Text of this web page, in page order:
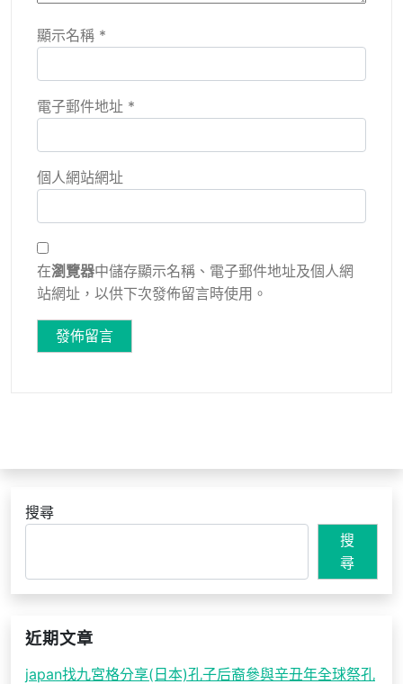
顯示名稱 *
電子郵件地址 *
個人網站網址
在瀏覽器中儲存顯示名稱、電子郵件地址及個人網
站網址，以供下次發佈留言時使用。
搜尋
搜
尋
近期文章
japan找九宮格分享(日本)孔子后裔參與辛丑年全球祭孔